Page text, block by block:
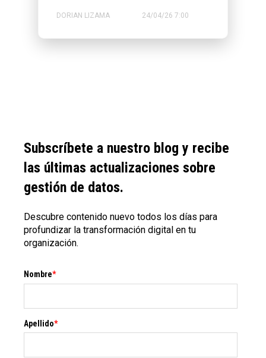
DORIAN LIZAMA 24/04/26 7:00
Subscríbete a nuestro blog y recibe
las últimas actualizaciones sobre
gestión de datos.
Descubre contenido nuevo todos los días para
profundizar la transformación digital en tu
organización.
Nombre*
Apellido*